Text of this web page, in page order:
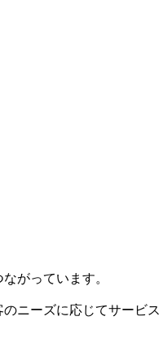
がっています。
ニーズに応じてサービス